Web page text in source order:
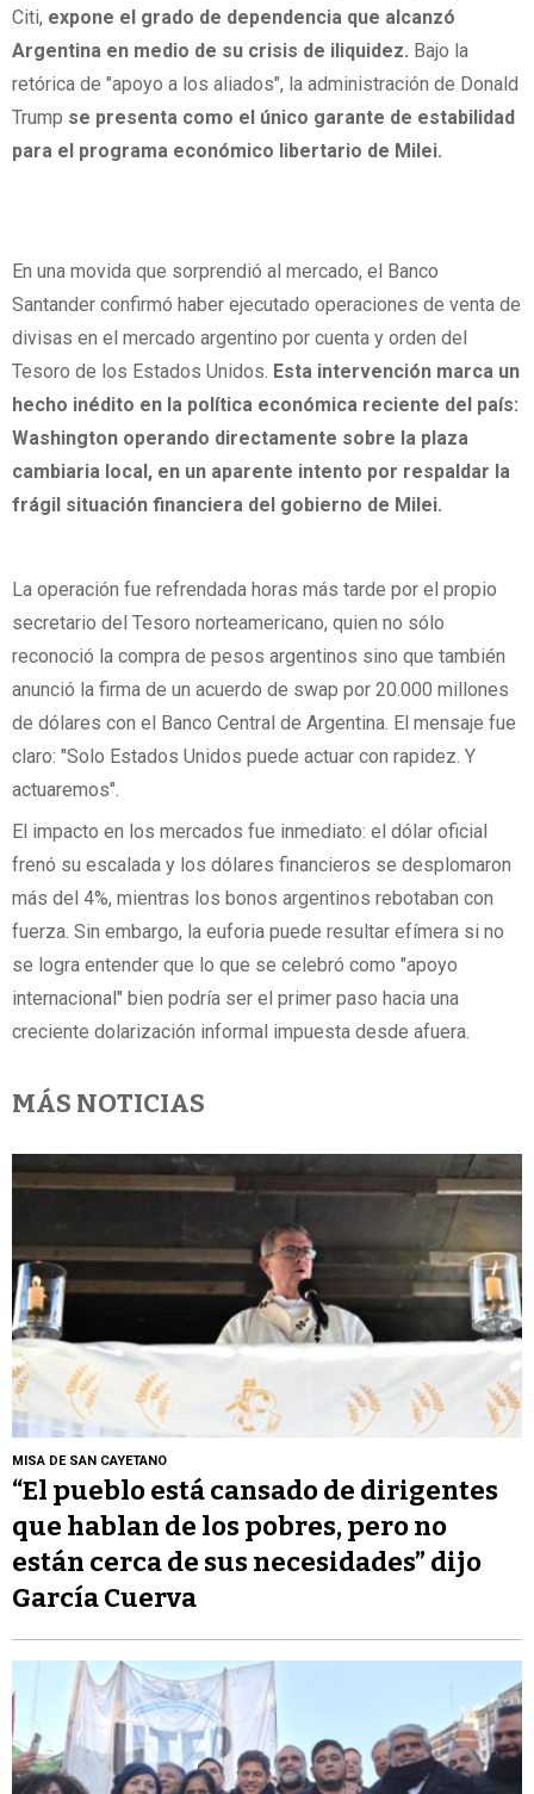
Citi, expone el grado de dependencia que alcanzó
Argentina en medio de su crisis de iliquidez. Bajo la
retórica de "apoyo a los aliados", la administración de Donald
Trump se presenta como el único garante de estabilidad
para el programa económico libertario de Milei.
En una movida que sorprendió al mercado, el Banco
Santander confirmó haber ejecutado operaciones de venta de
divisas en el mercado argentino por cuenta y orden del
Tesoro de los Estados Unidos. Esta intervención marca un
hecho inédito en la política económica reciente del país:
Washington operando directamente sobre la plaza
cambiaria local, en un aparente intento por respaldar la
frágil situación financiera del gobierno de Milei.
La operación fue refrendada horas más tarde por el propio
secretario del Tesoro norteamericano, quien no sólo
reconoció la compra de pesos argentinos sino que también
anunció la firma de un acuerdo de swap por 20.000 millones
de dólares con el Banco Central de Argentina. El mensaje fue
claro: "Solo Estados Unidos puede actuar con rapidez. Y
actuaremos".
El impacto en los mercados fue inmediato: el dólar oficial
frenó su escalada y los dólares financieros se desplomaron
más del 4%, mientras los bonos argentinos rebotaban con
fuerza. Sin embargo, la euforia puede resultar efímera si no
se logra entender que lo que se celebró como "apoyo
internacional" bien podría ser el primer paso hacia una
creciente dolarización informal impuesta desde afuera.
MÁS NOTICIAS
MISA DE SAN CAYETANO
“El pueblo está cansado de dirigentes
que hablan de los pobres, pero no
están cerca de sus necesidades” dijo
García Cuerva